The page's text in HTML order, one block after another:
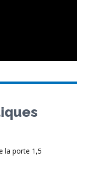
la porte 1,5